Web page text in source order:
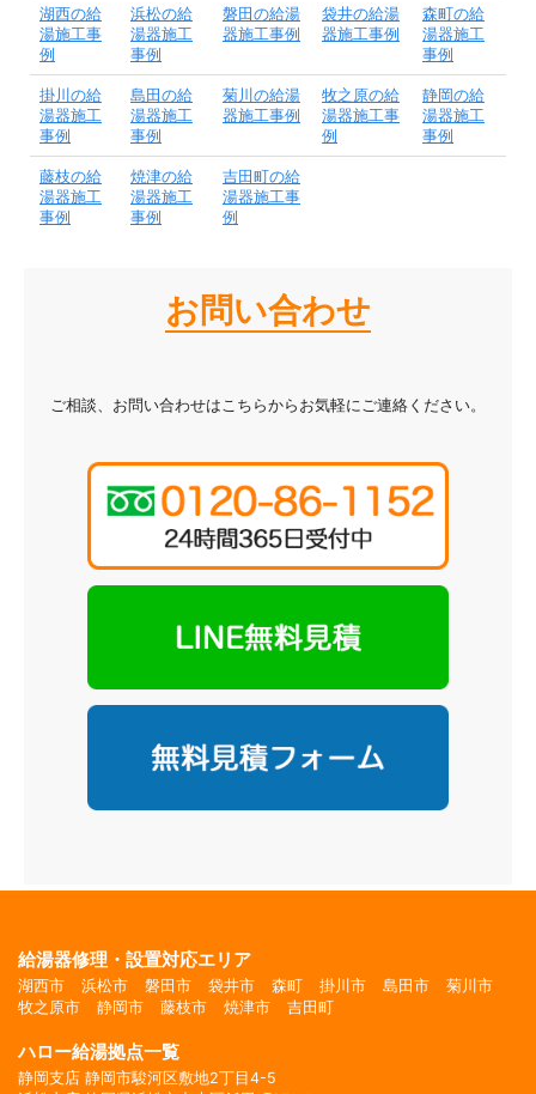
湖西の給
湯施工事
例
浜松の給
湯器施工
事例
磐田の給湯
器施工事例
袋井の給湯
器施工事例
森町の給
湯器施工
事例
掛川の給
湯器施工
事例
島田の給
湯器施工
事例
菊川の給湯
器施工事例
牧之原の給
湯器施工事
例
静岡の給
湯器施工
事例
藤枝の給
湯器施工
事例
焼津の給
湯器施工
事例
吉田町の給
湯器施工事
例
お問い合わせ
ご相談、お問い合わせはこちらからお気軽にご連絡ください。
給湯器修理・設置対応エリア
湖西市 浜松市 磐田市 袋井市 森町 掛川市 島田市
菊川市
牧之原市
静岡市 藤枝市 焼津市 吉田町
ハロー給湯拠点一覧
静岡支店 静岡市駿河区敷地2丁目4-5